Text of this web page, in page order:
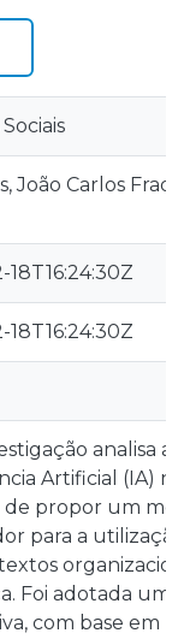
João Carlos
18T16:24:30Z
18T16:24:30Z
analisa a
Artificial (IA)
de propor um
para a
Foi adotada
com base em